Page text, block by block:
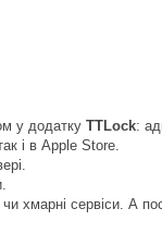
у додатку TTLock:
і в Apple Store.
чи хмарні сервіси. А